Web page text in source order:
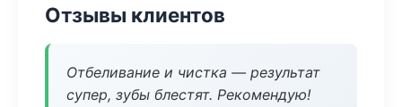
Отзывы клиентов
Отбеливание и чистка — результат
супер, зубы блестят. Рекомендую!